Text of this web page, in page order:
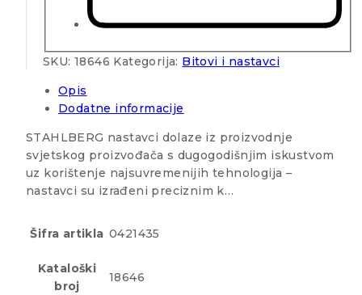
SKU: 18646 Kategorija: Bitovi i nastavci
Opis
Dodatne informacije
STAHLBERG nastavci dolaze iz proizvodnje
svjetskog proizvođača s dugogodišnjim iskustvom
uz korištenje najsuvremenijih tehnologija –
nastavci su izrađeni preciznim k…
Šifra artikla 0421435
Kataloški
broj
18646